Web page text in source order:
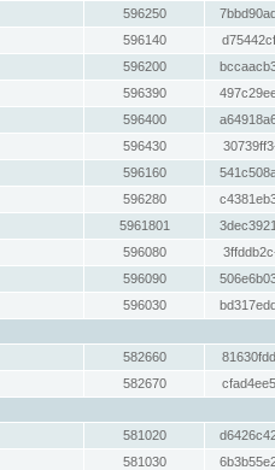
596250
596140
596200
596390
596400
596430
596160
596280
5961801
596080
596090
596030
582660
582670
581020
581030